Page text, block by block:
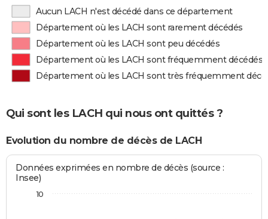
Aucun LACH n'est décédé dans ce département
Département où les LACH sont rarement décédés
Département où les LACH sont peu décédés
Département où les LACH sont fréquemment décédés
Département où les LACH sont très fréquemment
Qui sont les LACH qui nous ont quittés ?
Evolution du nombre de décès de LACH
Données exprimées en nombre de décès (source :
Insee)
10